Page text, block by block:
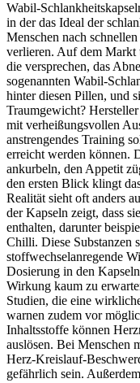
Wabil-
in der das Ideal der
Menschen nach
verlieren. Auf dem Markt
die versprechen, das
sogenannten Wabil-
hinter diesen Pillen, und
Traumgewicht?
mit verheißungsvollen
anstrengendes Training
erreicht werden können.
ankurbeln, den Appetit
den ersten Blick klingt
Realität sieht oft anders
der Kapseln zeigt, dass
enthalten, darunter
Chilli. Diese Substanzen
stoffwechselanregende
Dosierung in den
Wirkung kaum zu
Studien, die eine
warnen zudem vor
Inhaltsstoffe können
auslösen. Bei Menschen
gefährlich sein.